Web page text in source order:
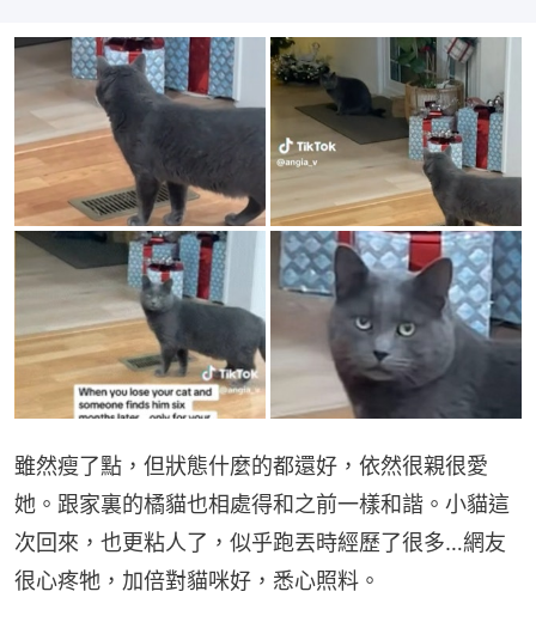
雖然瘦了點，但狀態什麼的都還好，依然很親很愛
她。跟家裏的橘貓也相處得和之前一樣和諧。小貓這
次回來，也更粘人了，似乎跑丟時經歷了很多…網友
很心疼牠，加倍對貓咪好，悉心照料。